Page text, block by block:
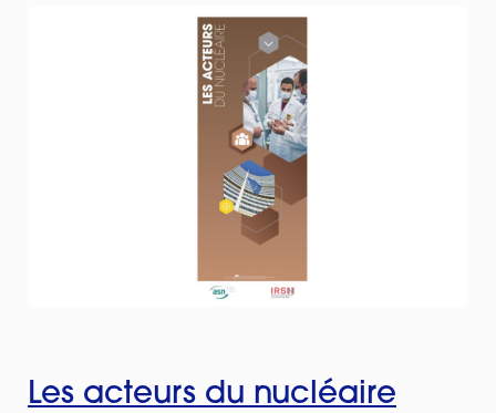
Les acteurs du nucléaire